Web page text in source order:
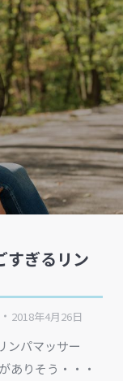
すぎるリン
2018年4月26日
ンパマッサー
ありそう・・・